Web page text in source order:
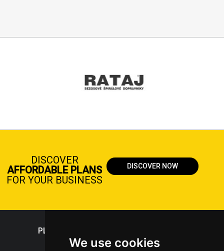
We use cookies
DISCOVER
AFFORDABLE PLANS
FOR YOUR BUSINESS
DISCOVER NOW
PLASTICPORTAL